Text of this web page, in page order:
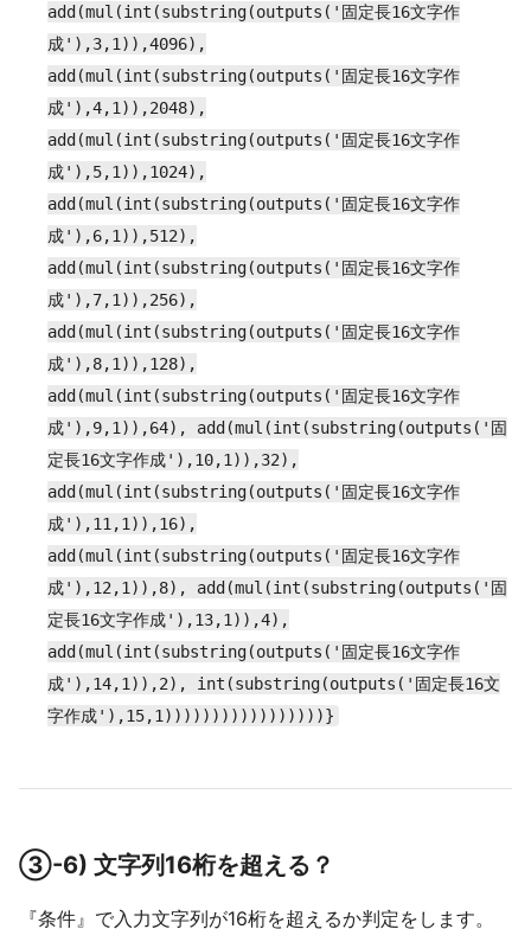
add(mul(int(substring(outputs('固定長16文字作
成'),3,1)),4096),
add(mul(int(substring(outputs('固定長16文字作
成'),4,1)),2048),
add(mul(int(substring(outputs('固定長16文字作
成'),5,1)),1024),
add(mul(int(substring(outputs('固定長16文字作
成'),6,1)),512),
add(mul(int(substring(outputs('固定長16文字作
成'),7,1)),256),
add(mul(int(substring(outputs('固定長16文字作
成'),8,1)),128),
add(mul(int(substring(outputs('固定長16文字作
成'),9,1)),64), add(mul(int(substring(outputs('固
定長16文字作成'),10,1)),32),
add(mul(int(substring(outputs('固定長16文字作
成'),11,1)),16),
add(mul(int(substring(outputs('固定長16文字作
成'),12,1)),8), add(mul(int(substring(outputs('固
定長16文字作成'),13,1)),4),
add(mul(int(substring(outputs('固定長16文字作
成'),14,1)),2), int(substring(outputs('固定長16文
字作成'),15,1)))))))))))))))))}
③-6) 文字列16桁を超える？
『条件』で入力文字列が16桁を超えるか判定をします。